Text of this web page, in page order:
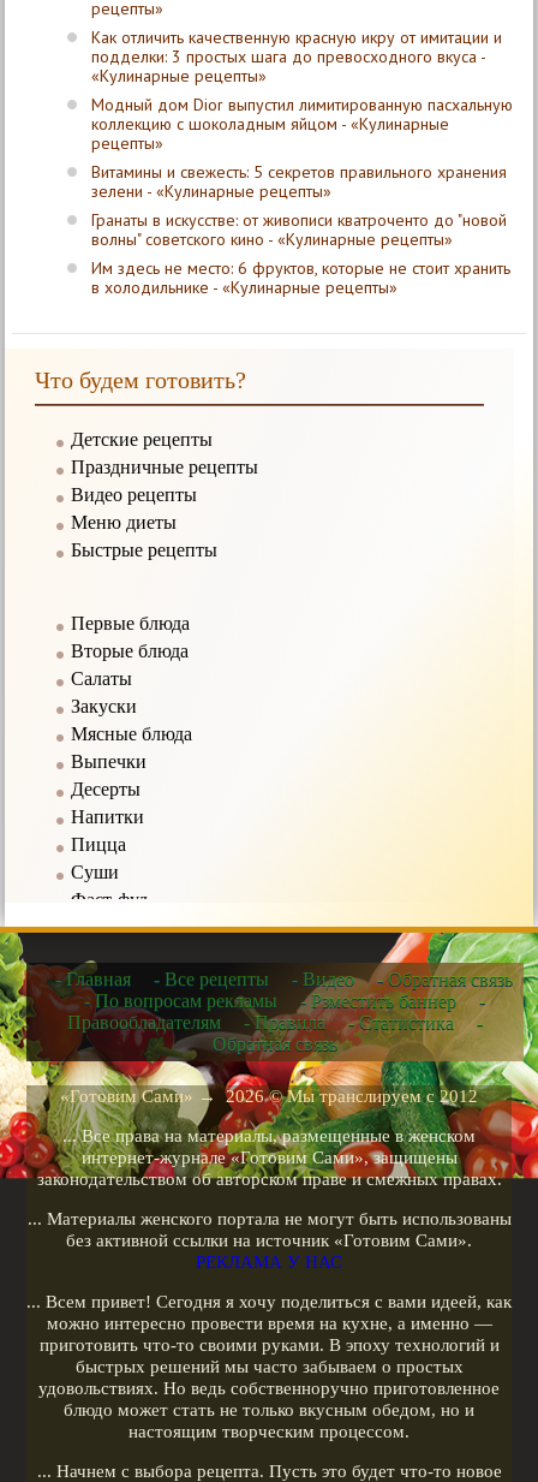
рецепты»
Как отличить качественную красную икру от имитации и
подделки: 3 простых шага до превосходного вкуса -
«Кулинарные рецепты»
Модный дом Dior выпустил лимитированную пасхальную
коллекцию с шоколадным яйцом - «Кулинарные
рецепты»
Витамины и свежесть: 5 секретов правильного хранения
зелени - «Кулинарные рецепты»
Гранаты в искусстве: от живописи кватроченто до "новой
волны" советского кино - «Кулинарные рецепты»
Им здесь не место: 6 фруктов, которые не стоит хранить
в холодильнике - «Кулинарные рецепты»
Что будем готовить?
Детские рецепты
Праздничные рецепты
Видео рецепты
Меню диеты
Быстрые рецепты
Первые блюда
Вторые блюда
Салаты
Закуски
Мясные блюда
Выпечки
Десерты
Напитки
Пицца
Суши
Фаст-фуд
Соусы
Рецепты в мультиварке
Рецепты для микроволновых печей
Рецепты для чайников
Рецепты для кухонных машин
Рецепты для кофеварок
Рецепты для гриля
Кулинарные рецепты
Меню диеты
Показать все теги
РЕКЛАМА У НАС
- Главная - Все рецепты - Видео
- Обратная связь
- По вопросам рекламы
- Рзместить баннер
-
Правообладателям
- Правила - Статистика
-
Обратная связь
«Готовим Сами» →2026© Мы транслируем с 2012
... Все права на материалы, размещенные в женском
интернет-журнале «Готовим Сами», защищены
законодательством об авторском праве и смежных правах.
... Материалы женского портала не могут быть использованы
без активной ссылки на источник «Готовим Сами».
РЕКЛАМА У НАС
... Всем привет! Сегодня я хочу поделиться с вами идеей, как
можно интересно провести время на кухне, а именно —
приготовить что-то своими руками. В эпоху технологий и
быстрых решений мы часто забываем о простых
удовольствиях. Но ведь собственноручно приготовленное
блюдо может стать не только вкусным обедом, но и
настоящим творческим процессом.
... Начнем с выбора рецепта. Пусть это будет что-то новое